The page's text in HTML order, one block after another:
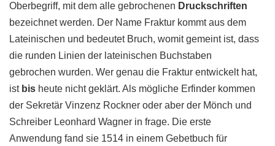
Oberbegriff, mit dem alle gebrochenen Druckschriften
bezeichnet werden. Der Name Fraktur kommt aus dem
Lateinischen und bedeutet Bruch, womit gemeint ist, dass
die runden Linien der lateinischen Buchstaben
gebrochen wurden. Wer genau die Fraktur entwickelt hat,
ist bis heute nicht geklärt. Als mögliche Erfinder kommen
der Sekretär Vinzenz Rockner oder aber der Mönch und
Schreiber Leonhard Wagner in frage. Die erste
Anwendung fand sie 1514 in einem Gebetbuch für